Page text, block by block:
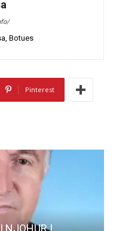
Botues
Pinterest